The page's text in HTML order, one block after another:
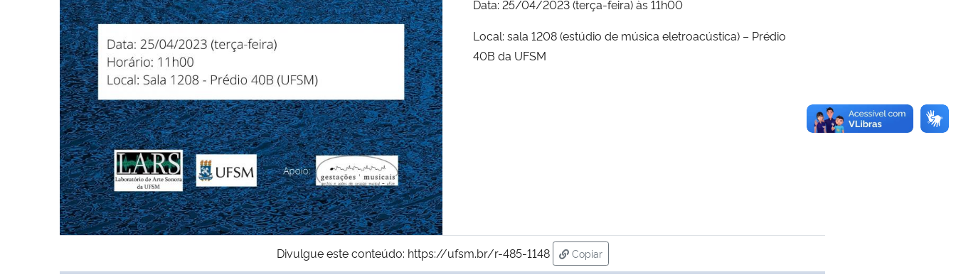
Data: 25/04/2023 (terça-feira) às 11h00
Local: sala 1208 (estúdio de música eletroacústica) – Prédio
40B da UFSM
Divulgue este conteúdo: https://ufsm.br/r-485-1148
Copiar
para área de transferência